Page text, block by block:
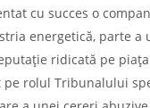
cu succes o
energetică, parte a
ridicată pe
rolul Tribunalului